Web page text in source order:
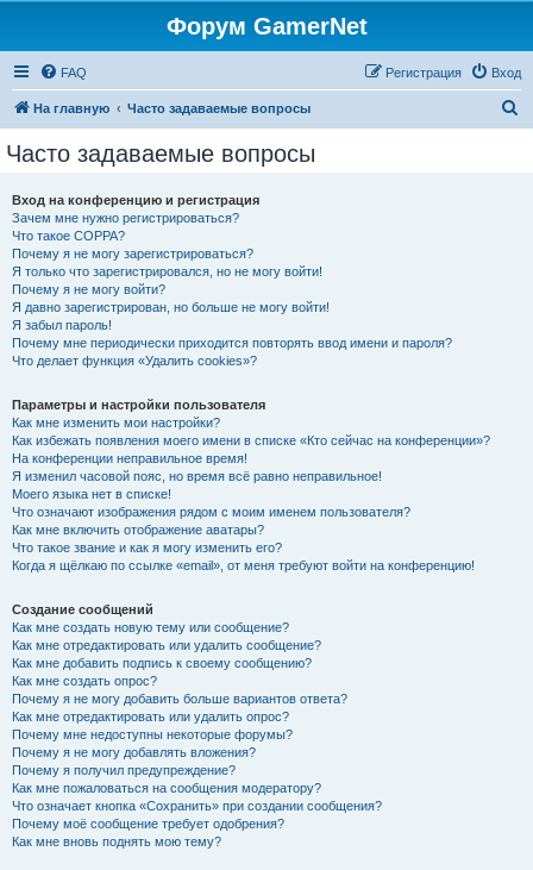
Форум GamerNet
FAQ Вход
Регистрация
На главную Часто задаваемые вопросы
Часто задаваемые вопросы
Вход на конференцию и регистрация
Зачем мне нужно регистрироваться?
Что такое COPPA?
Почему я не могу зарегистрироваться?
Я только что зарегистрировался, но не могу войти!
Почему я не могу войти?
Я давно зарегистрирован, но больше не могу войти!
Я забыл пароль!
Почему мне периодически приходится повторять ввод имени и пароля?
Что делает функция «Удалить cookies»?
Параметры и настройки пользователя
Как мне изменить мои настройки?
Как избежать появления моего имени в списке «Кто сейчас на конференции»?
На конференции неправильное время!
Я изменил часовой пояс, но время всё равно неправильное!
Моего языка нет в списке!
Что означают изображения рядом с моим именем пользователя?
Как мне включить отображение аватары?
Что такое звание и как я могу изменить его?
Когда я щёлкаю по ссылке «email», от меня требуют войти на конференцию!
Создание сообщений
Как мне создать новую тему или сообщение?
Как мне отредактировать или удалить сообщение?
Как мне добавить подпись к своему сообщению?
Как мне создать опрос?
Почему я не могу добавить больше вариантов ответа?
Как мне отредактировать или удалить опрос?
Почему мне недоступны некоторые форумы?
Почему я не могу добавлять вложения?
Почему я получил предупреждение?
Как мне пожаловаться на сообщения модератору?
Что означает кнопка «Сохранить» при создании сообщения?
Почему моё сообщение требует одобрения?
Как мне вновь поднять мою тему?